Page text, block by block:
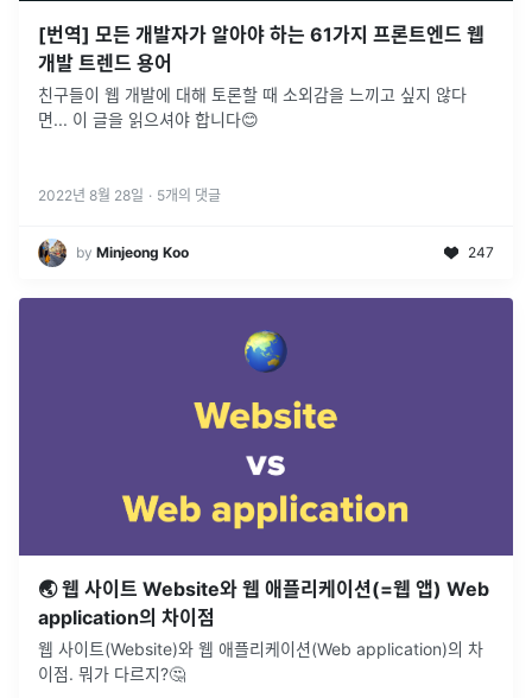
[번역] 모든 개발자가 알아야 하는 61가지 프론트엔드 웹
개발 트렌드 용어
친구들이 웹 개발에 대해 토론할 때 소외감을 느끼고 싶지 않다
면... 이 글을 읽으셔야 합니다😊
2022년 8월 28일 · 5개의 댓글
by Minjeong Koo 247
🌏 웹 사이트 Website와 웹 애플리케이션(=웹 앱) Web
application의 차이점
웹 사이트(Website)와 웹 애플리케이션(Web application)의 차
이점. 뭐가 다르지?🤔